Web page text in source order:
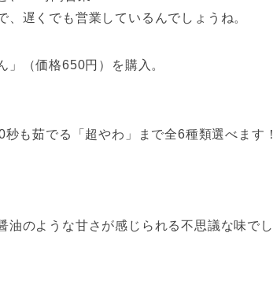
遅くでも営業しているんでしょうね。
」（価格650円）を購入。
も茹でる「超やわ」まで全6種類選べます！
油のような甘さが感じられる不思議な味でし